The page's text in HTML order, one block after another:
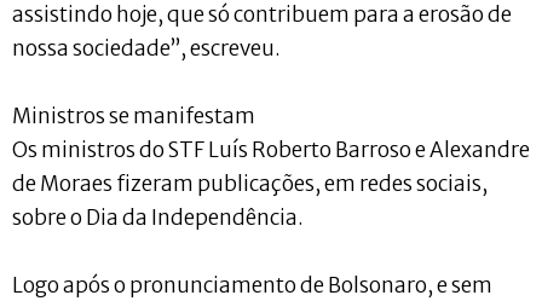
assistindo hoje, que só contribuem para a erosão de
nossa sociedade”, escreveu.
Ministros se manifestam
Os ministros do STF Luís Roberto Barroso e Alexandre
de Moraes fizeram publicações, em redes sociais,
sobre o Dia da Independência.
Logo após o pronunciamento de Bolsonaro, e sem